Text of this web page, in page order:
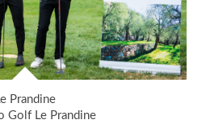
Prandine
Golf Le Prandine